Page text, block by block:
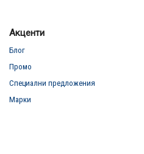
Акценти
Блог
Промо
Специални предложения
Марки